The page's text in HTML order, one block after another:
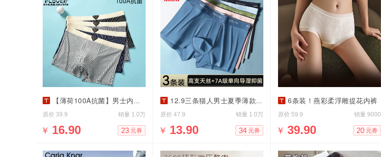
【薄荷100A抗菌】男士内裤男生
原价 39.9 销量 1.0万
￥ 16.90 23 元券
12.9三条猫人男士夏季薄款无痕透气平角裤
原价 47.9 销量 1.0万
￥ 13.90 34 元券
6条装！燕彩柔浮雕提花内裤
原价 59.9 销量 9000
￥ 39.90 20 元券